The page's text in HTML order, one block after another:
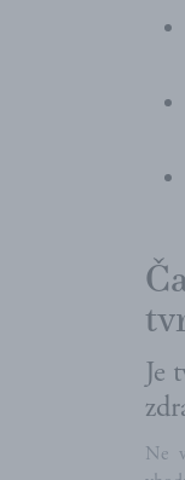
Je
Ne